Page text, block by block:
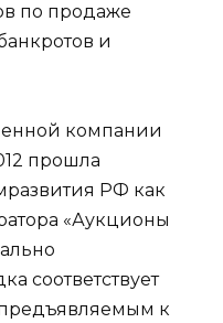
по продаже
и
компании
прошла
РФ как
«Аукционы
соответствует
к